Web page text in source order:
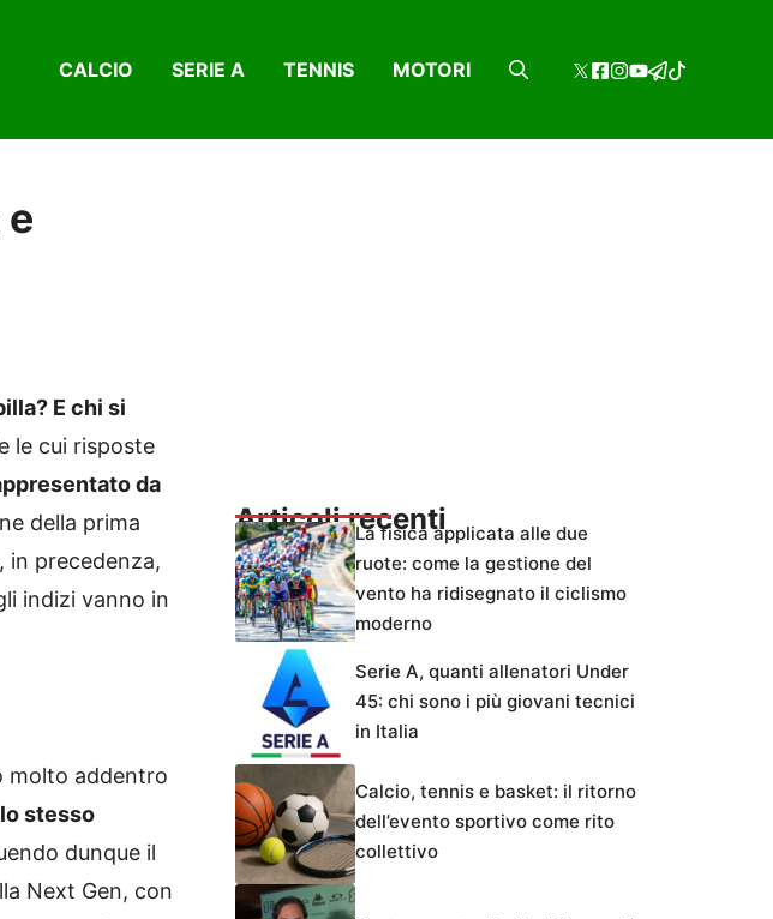
CALCIO SERIE A TENNIS MOTORI
E chi si
le cui risposte
da
della prima
in precedenza,
indizi vanno in
molto addentro
stesso
dunque il
Next Gen, con
Articoli recentiLa fisica applicata alle due
ruote: come la gestione del
vento ha ridisegnato il ciclismo
moderno
Serie A, quanti allenatori Under
45: chi sono i più giovani tecnici
in Italia
Calcio, tennis e basket: il ritorno
dell’evento sportivo come rito
collettivo